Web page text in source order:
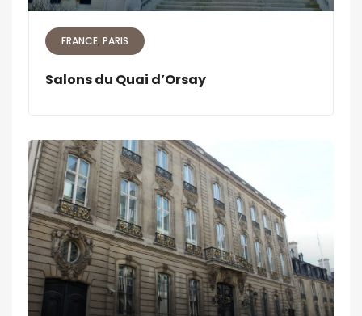
FRANCE PARIS
Salons du Quai d’Orsay